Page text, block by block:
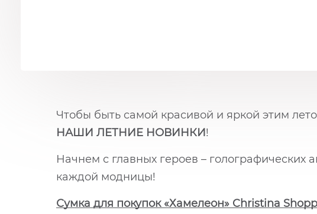
Чтобы быть самой красивой и яркой этим
НАШИ ЛЕТНИЕ НОВИНКИ!
Начнем с главных героев –
каждой модницы!
Сумка для покупок «Хамелеон» Christina